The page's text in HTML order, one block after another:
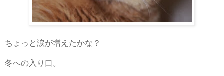
ちょっと涙が増えたかな？
冬への入り口。